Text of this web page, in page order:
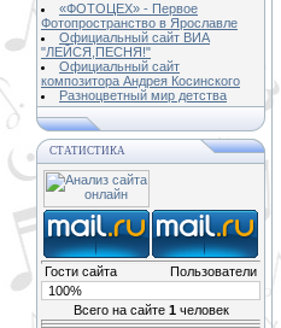
«ФОТОЦЕХ» - Первое
Фотопространство в Ярославле
Официальный сайт ВИА
"ЛЕЙСЯ,ПЕСНЯ!"
Официальный сайт
композитора Андрея Косинского
Разноцветный мир детства
СТАТИСТИКА
Гости сайта
Пользователи
100%
Всего на сайте 1человек